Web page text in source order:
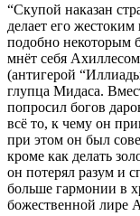
“Скупой наказан
делает его
подобно некоторым
мнёт себя
(антигерой
глупца Мидаса.
попросил богов
всё то, к чему он
при этом он был
кроме как делать
он потерял разум и
больше гармонии в
божественной лире